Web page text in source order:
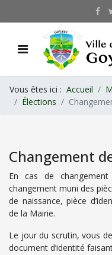
Vous êtes ici : Accueil
Élections
Changement
En cas de
changement muni des
de naissance, pièce
de la Mairie.
Le jour du scrutin, vous
document d’identité